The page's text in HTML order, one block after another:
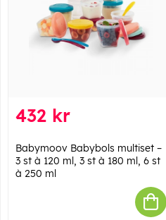
432 kr
Babymoov Babybols multiset –
3 st à 120 ml, 3 st à 180 ml, 6 st
à 250 ml